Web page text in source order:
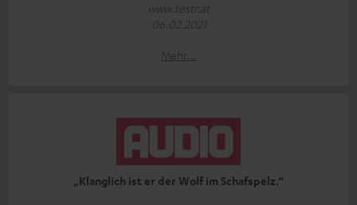
www.testr.at
06.02.2021
Mehr...
„Klanglich ist er der Wolf im Schafspelz.“